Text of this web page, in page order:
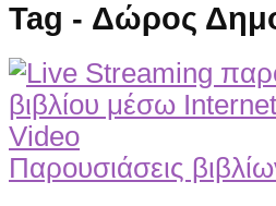
Tag - Δώρος
Video
Παρουσιάσεις